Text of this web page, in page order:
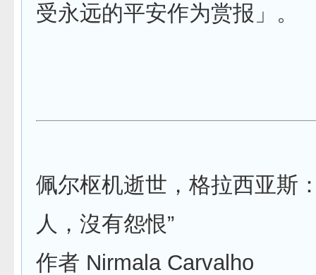
受永远的平安作为赏报」。
佩尔枢机逝世，格拉西亚斯
人，沒有怨恨”
作者 Nirmala Carvalho